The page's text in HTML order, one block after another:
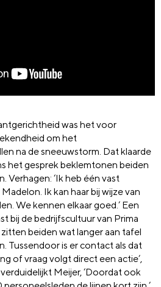
was het voor
om het
na de sneeuwstorm. Dat klaarde
het gesprek beklemtonen beiden
Verhagen: ‘Ik heb één vast
Ik kan haar bij wijze van
We kennen elkaar goed.’ Een
bij de bedrijfscultuur van Prima
beiden wat langer aan tafel
Tussendoor is er contact als dat
of vraag volgt direct een actie’,
verduidelijkt Meijer, ‘Doordat ook